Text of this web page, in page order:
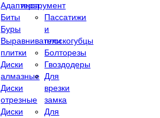
Адаптеры
Биты
Буры
Выравниватели
плитки
Диски
алмазные
Диски
отрезные
Диски
инструмент
Пассатижи
и
плоскогубцы
Болторезы
Гвоздодеры
Для
врезки
замка
Для